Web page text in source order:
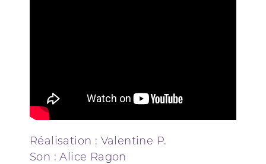
Réalisation : Valentine P.
Son : Alice Ragon